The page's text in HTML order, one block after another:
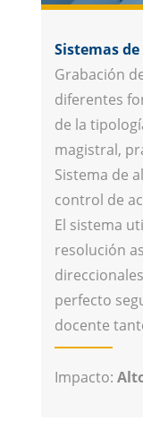
Sistemas
Grabación
diferentes
de la
magistral,
Sistema de
control de
El sistema
resolución
perfecto
docente
Impacto: